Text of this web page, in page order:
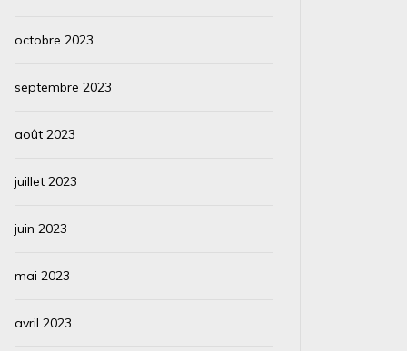
octobre 2023
septembre 2023
août 2023
juillet 2023
juin 2023
mai 2023
avril 2023